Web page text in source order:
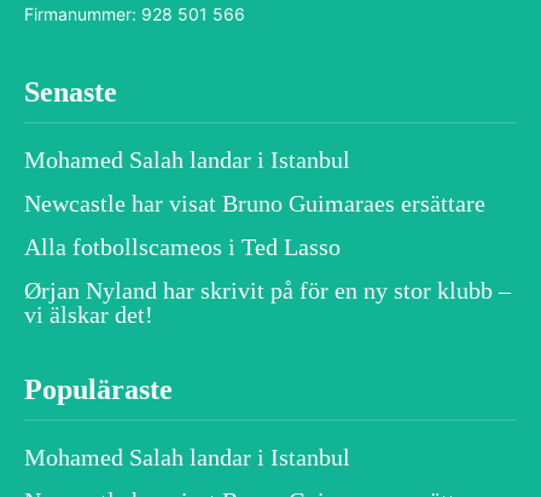
Firmanummer: 928 501 566
Senaste
Mohamed Salah landar i Istanbul
Newcastle har visat Bruno Guimaraes ersättare
Alla fotbollscameos i Ted Lasso
Ørjan Nyland har skrivit på för en ny stor klubb –
vi älskar det!
Populäraste
Mohamed Salah landar i Istanbul